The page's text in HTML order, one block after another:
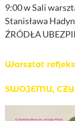
9:00 w Sali
Stanisława
ŹRÓDŁA
Warsztat
SWOJEMU,